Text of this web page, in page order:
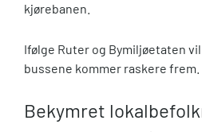
kjørebanen.
Ifølge Ruter og Bymiljøetaten
bussene kommer raskere frem.
Bekymret